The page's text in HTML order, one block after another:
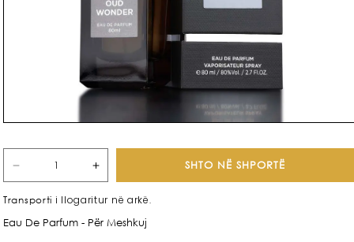
Zvogëlo
për
Oud
Rrit
për
Oud
SHTO NË SHPORTË
Transporti i llogaritur në arkë.
Eau De Parfum - Për Meshkuj